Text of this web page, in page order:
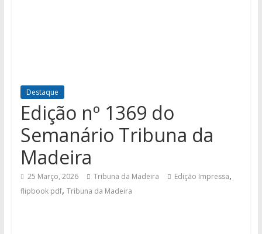
Destaque
Edição nº 1369 do
Semanário Tribuna da
Madeira
25 Março, 2026 Tribuna da Madeira Edição Impressa,
flipbook pdf, Tribuna da Madeira